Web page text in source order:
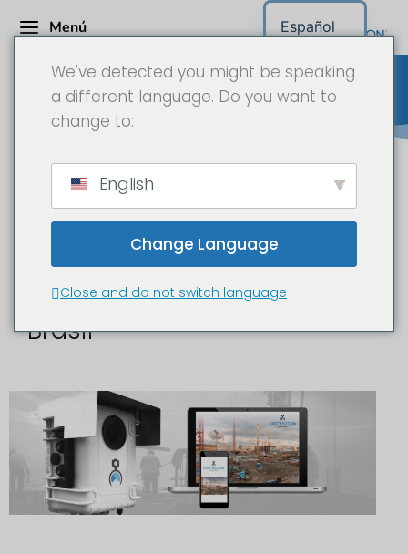
Menú
Cámara para obras Brasil
Time-lapse y
documentación de obras en
Brasil
We've detected you might be speaking
a different language. Do you want to
change to:
English
Change Language
Close and do not switch language
Español